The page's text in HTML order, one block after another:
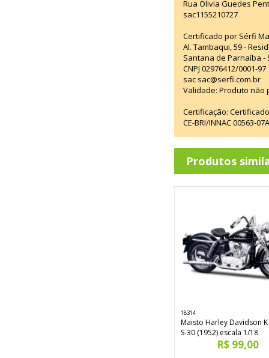
Rua Olivia Guedes
sac1155210727
Certificado por Sérfi
Al. Tambaqui, 59 -
Santana de Parnaíba -
CNPJ 02976412/0001-97
sac sac@serfi.com.br
Validade: Produto não
Certificação:
CE-BRI/INNAC 00563-
Produtos
18314
Maisto Harley Davidson
S-30 (1952) escala 1/18
R$ 99,00